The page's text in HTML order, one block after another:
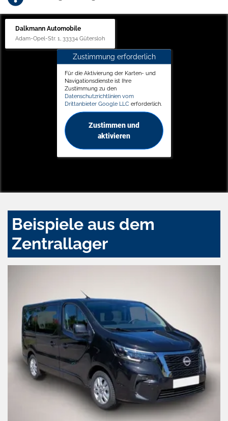
Dalkmann Automobile
Adam-Opel-Str. 1, 33334 Gütersloh
Zustimmung erforderlich
Für die Aktivierung der Karten- und
Navigationsdienste ist Ihre
Zustimmung zu den
Datenschutzrichtlinien vom
Drittanbieter Google LLC erforderlich.
Zustimmen und
aktivieren
Beispiele aus dem
Zentrallager